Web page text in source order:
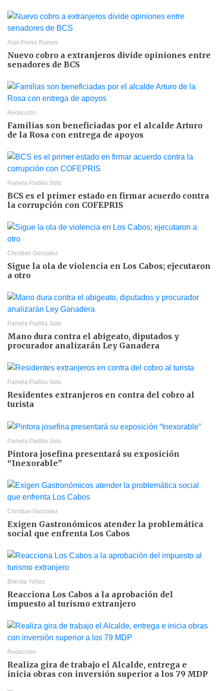
Alan Flores Ramos
Nuevo cobro a extranjeros divide opiniones entre
senadores de BCS
Redacción
Familias son beneficiadas por el alcalde Arturo
de la Rosa con entrega de apoyos
Pamela Padilla Soto
BCS es el primer estado en firmar acuerdo contra
la corrupción con COFEPRIS
Christian Gonzalez
Sigue la ola de violencia en Los Cabos; ejecutaron
a otro
Pamela Padilla Soto
Mano dura contra el abigeato, diputados y
procurador analizarán Ley Ganadera
Pamela Padilla Soto
Residentes extranjeros en contra del cobro al
turista
Pamela Padilla Soto
Pintora josefina presentará su exposición
“Inexorable”
Christian Gonzalez
Exigen Gastronómicos atender la problemática
social que enfrenta Los Cabos
Brenda Yañez
Reacciona Los Cabos a la aprobación del
impuesto al turismo extranjero
Redacción
Realiza gira de trabajo el Alcalde, entrega e
inicia obras con inversión superior a los 79 MDP